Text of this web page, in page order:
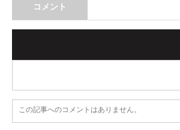
コメント
この記事へのコメントはありません。